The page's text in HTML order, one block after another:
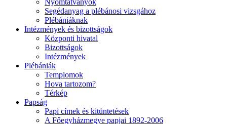
Nyomtatványok
Segédanyag a plébánosi vizsgához
Plébániáknak
Intézmények és bizottságok
Központi hivatal
Bizottságok
Intézmények
Plébániák
Templomok
Hova tartozom?
Térkép
Papság
Papi címek és kitüntetések
A Főegyházmegye papjai 1892-2006